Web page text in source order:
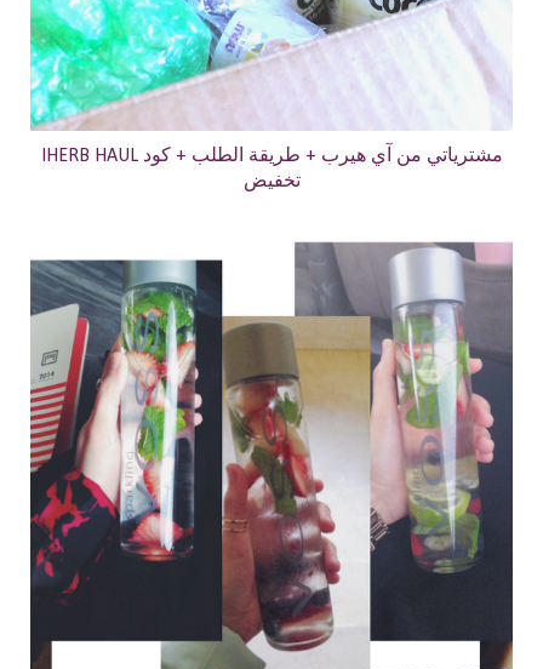
IHERB HAUL مشترياتي من آي هيرب + طريقة الطلب + كود
تخفيض